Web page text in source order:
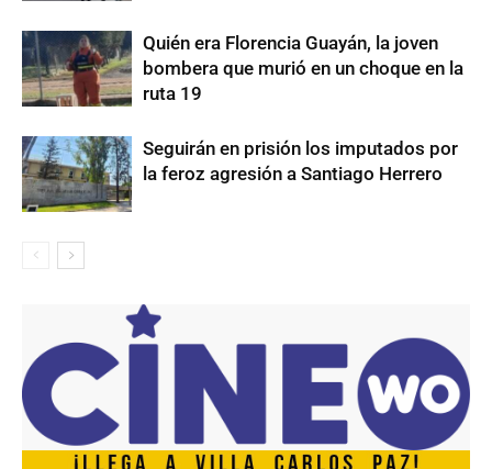
Quién era Florencia Guayán, la joven
bombera que murió en un choque en la
ruta 19
Seguirán en prisión los imputados por
la feroz agresión a Santiago Herrero